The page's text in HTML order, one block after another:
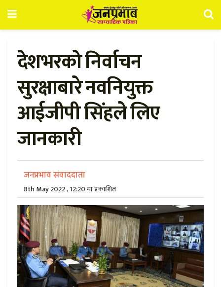
देशभरको निर्वाचन
सुरक्षाबारे नवनियुक्त
आईजीपी सिंहले लिए
जानकारी
जनप्रभाव संवाददाता
8th May 2022 , 12:20 मा प्रकाशित